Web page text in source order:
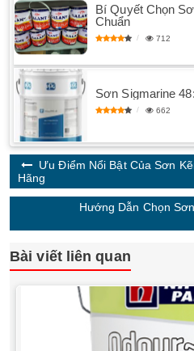
Bí Quyết Chọn
Chuẩn
712
Sơn Sigmarine
662
Ưu Điểm Nổi Bật Của Sơn
Hãng
Hướng Dẫn Chọn
Bài viết liên quan